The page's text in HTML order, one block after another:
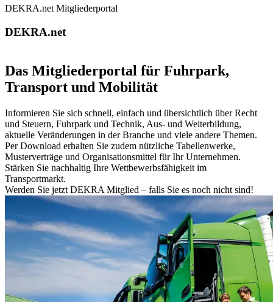
DEKRA.net Mitgliederportal
DEKRA.net
Das Mitgliederportal für Fuhrpark,
Transport und Mobilität
Informieren Sie sich schnell, einfach und übersichtlich über Recht
und Steuern, Fuhrpark und Technik, Aus- und Weiterbildung,
aktuelle Veränderungen in der Branche und viele andere Themen.
Per Download erhalten Sie zudem nützliche Tabellenwerke,
Musterverträge und Organisationsmittel für Ihr Unternehmen.
Stärken Sie nachhaltig Ihre Wettbewerbsfähigkeit im
Transportmarkt.
Werden Sie jetzt DEKRA Mitglied – falls Sie es noch nicht sind!